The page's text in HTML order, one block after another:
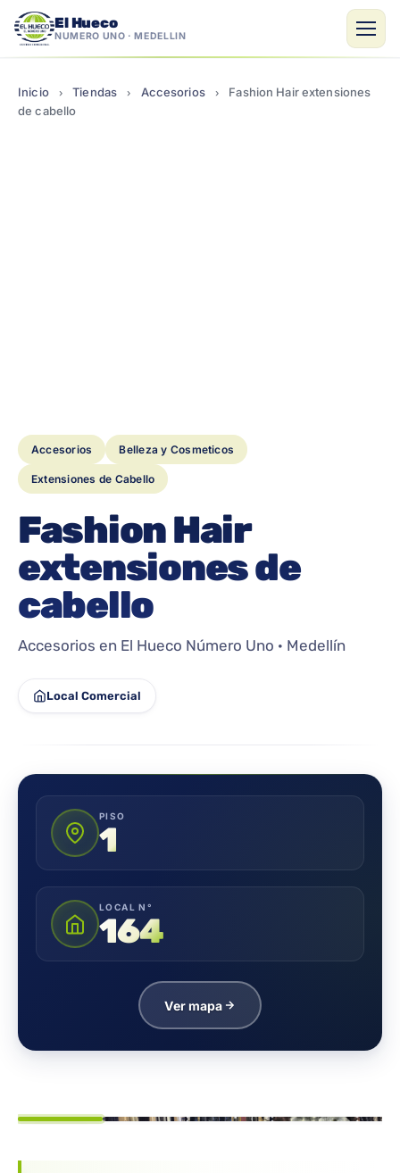
El Hueco
NÚMERO UNO · MEDELLÍN
contenido
Inicio › Tiendas › Accesorios ›
Fashion Hair extensiones
de cabello
Accesorios Belleza y Cosmeticos
Extensiones de Cabello
Fashion Hair
extensiones de
cabello
Accesorios en El Hueco Número Uno · Medellín
Local Comercial
PISO
1
LOCAL N°
164
Ver mapa